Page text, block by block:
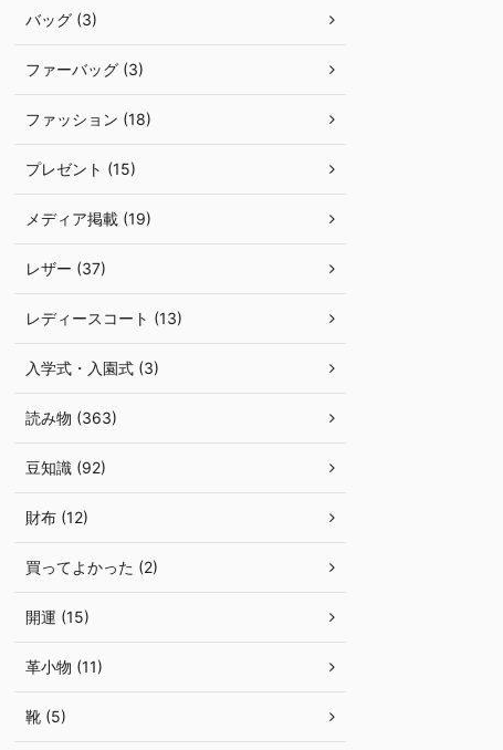
バッグ (3)
ファーバッグ (3)
ファッション (18)
プレゼント (15)
メディア掲載 (19)
レザー (37)
レディースコート (13)
入学式・入園式 (3)
読み物 (363)
豆知識 (92)
財布 (12)
買ってよかった (2)
開運 (15)
革小物 (11)
靴 (5)